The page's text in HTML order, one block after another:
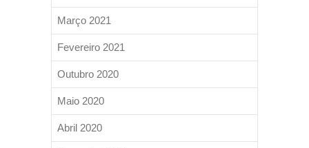
Março 2021
Fevereiro 2021
Outubro 2020
Maio 2020
Abril 2020